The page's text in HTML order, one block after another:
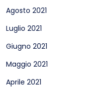
Agosto 2021
Luglio 2021
Giugno 2021
Maggio 2021
Aprile 2021